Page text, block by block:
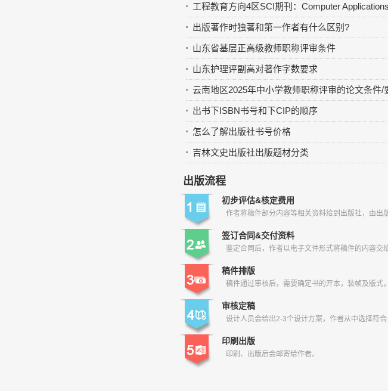
工程教育方向4区SCI期刊：Computer
出版著作时独著和第一作者有什么区别?
山东省基层正高级教师职称评审条件
山东护理评副高对著作字数要求
云南地区2025年中小学教师职称评审的论文条件/
出书下ISBN书号和下CIP的顺序
怎么了解出版社书号价格
吉林文史出版社出版题材分类
出版流程
初步评估&核定费用
作者将稿件部分内容等相关资料给到出版社，由出
签订合同&交付资料
鉴定合同后，作者以电子文件形式将稿件的内容交
稿件排版
稿件通过审核后，需要确定书的开本，装帧及版式
审核定稿
设计人员会给出2-3个设计方案，作者从中选择符合
印刷出版
印刷、出版后会邮寄给作者。